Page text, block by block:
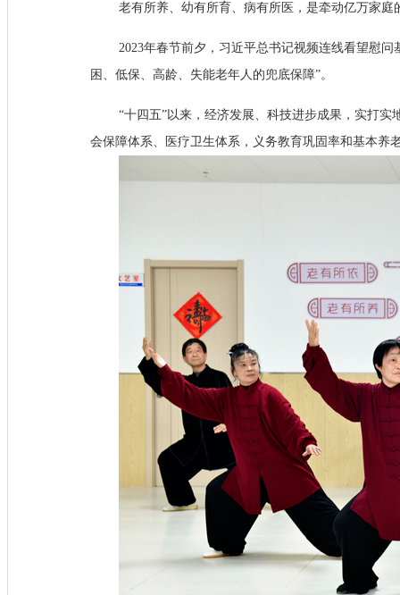
老有所养、幼有所育、病有所医，是牵动亿万家庭
2023年春节前夕，习近平总书记视频连线看望慰
困、低保、高龄、失能老年人的兜底保障”。
“十四五”以来，经济发展、科技进步成果，实打
会保障体系、医疗卫生体系，义务教育巩固率和基本养